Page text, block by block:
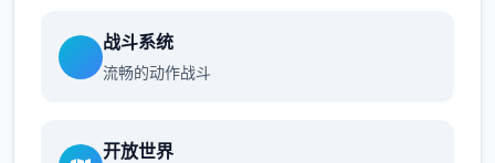
战斗系统
流畅的动作战斗
开放世界